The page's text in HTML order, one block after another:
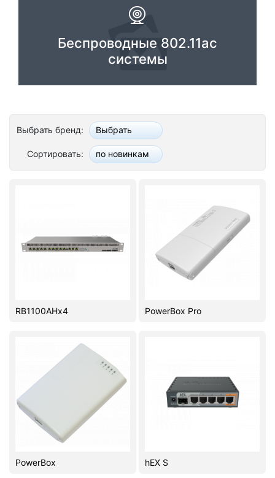
Беспроводные 802.11ac
системы
Выбрать бренд: Выбрать
Сортировать: по новинкам
RB1100AHx4 PowerBox Pro
PowerBox hEX S